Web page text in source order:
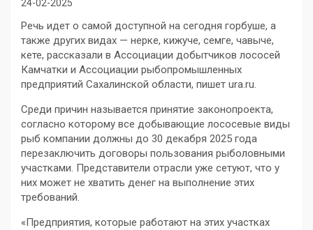
24-02-2025
Речь идет о самой доступной на сегодня горбуше, а
также других видах — нерке, кижуче, семге, чавыче,
кете, рассказали в Ассоциации добытчиков лососей
Камчатки и Ассоциации рыбопромышленных
предприятий Сахалинской области, пишет ura.ru.
Среди причин называется принятие законопроекта,
согласно которому все добывающие лососевые виды
рыб компании должны до 30 декабря 2025 года
перезаключить договоры пользования рыболовными
участками. Представители отрасли уже сетуют, что у
них может не хватить денег на выполнение этих
требований.
«Предприятия, которые работают на этих участках